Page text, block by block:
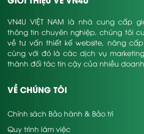
VN4U VIỆT NAM là nhà cung cấp
thông tin chuyên nghiệp, chúng tôi
về tư vấn thiết kế website, nâng
cùng với đó là các dịch vụ
thành đối tác tin cậy của nhiều
VỀ CHÚNG TÔI
Chính sách Bảo hành & Bảo trì
Quy trình làm việc